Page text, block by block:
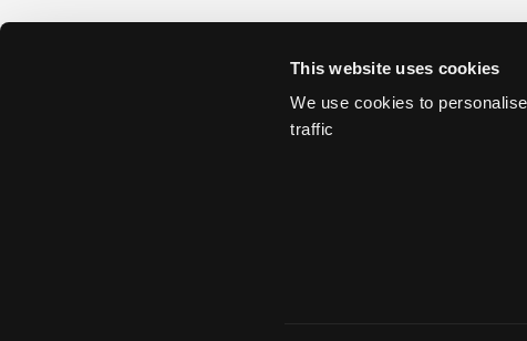
This website uses cookies
We use cookies to
traffic
Museon –
Nieuwe Kerk